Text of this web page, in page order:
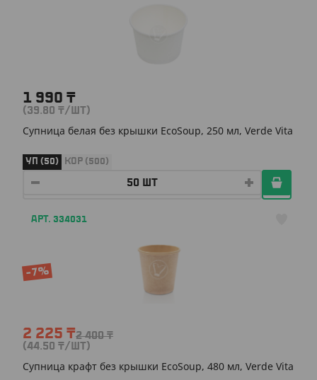
1 990 ₸
(39.80 ₸/ШТ)
Супница белая без крышки EcoSoup, 250 мл, Verde Vita
УП (50) КОР (500)
АРТ. 334031
-7%
2 225 ₸2 400₸
(44.50 ₸/ШТ)
Супница крафт без крышки EcoSoup, 480 мл, Verde Vita